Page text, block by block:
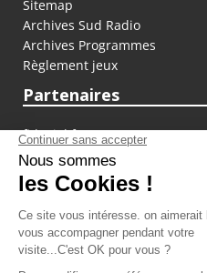
Sitemap
Archives Sud Radio
Archives Programmes
Règlement jeux
Partenaires
fiducial.fr
lyoncapitale.fr
olympique-et-lyonnais.com
L'application Iphone /